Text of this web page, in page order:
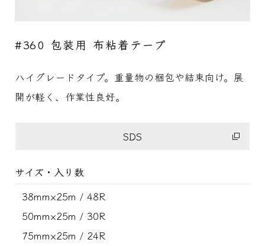
#360 包装用 布粘着テープ
ハイグレードタイプ。重量物の梱包や結束向け。展
開が軽く、作業性良好。
SDS
サイズ・入り数
38mm×25m / 48R
50mm×25m / 30R
75mm×25m / 24R